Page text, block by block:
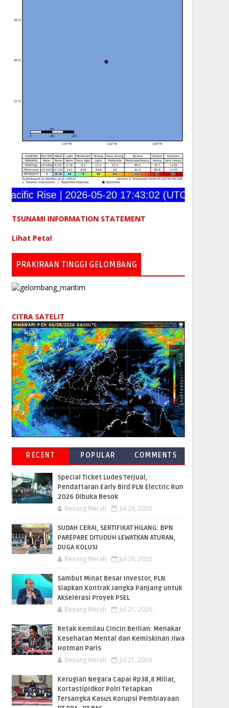
Rise | 2026-05-20 17:43:02 (UTC) | 56.030°S
TSUNAMI INFORMATION STATEMENT
Lihat Peta!
PRAKIRAAN TINGGI GELOMBANG
CITRA SATELIT
RECENT POPULAR COMMENTS
Special Ticket Ludes Terjual,
Pendaftaran Early Bird PLN Electric Run
2026 Dibuka Besok
Benang Merah Jul 28, 2026
SUDAH CERAI, SERTIFIKAT HILANG: BPN
PAREPARE DITUDUH LEWATKAN ATURAN,
DUGA KOLUSI
Benang Merah Jul 26, 2026
Sambut Minat Besar Investor, PLN
Siapkan Kontrak Jangka Panjang untuk
Akselerasi Proyek PSEL
Benang Merah Jul 21, 2026
Retak Kemilau Cincin Berlian: Menakar
Kesehatan Mental dan Kemiskinan Jiwa
Hotman Paris
Benang Merah Jul 21, 2026
Kerugian Negara Capai Rp38,8 Miliar,
Kortastipidkor Polri Tetapkan
Tersangka Kasus Korupsi Pembiayaan